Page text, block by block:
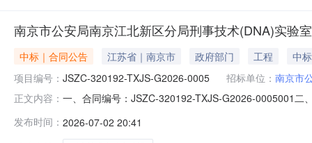
南京市公安局南京江北新区分局刑事技术(DNA)实验
中标｜合同公告 江苏省｜南京市 政府部门 工程
中
项目编号： JSZC-320192-TXJS-G2026-0005 招标单位： 南京市
正文内容： 一、合同编号：JSZC-320192-TXJS-G2026-0005001二
南京市江北新区浦泗路8号联系方式：025-83146088供
发布时间： 2026-07-02 20:41